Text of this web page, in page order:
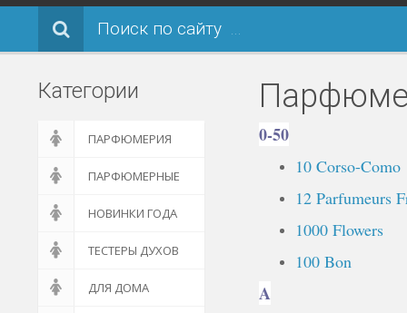
Поиск по сайту
Категории
ПАРФЮМЕРИЯ
ПАРФЮМЕРНЫЕ
НАБОРЫ
НОВИНКИ ГОДА
ТЕСТЕРЫ ДУХОВ
ДЛЯ ДОМА
0-50
10 Corso-Como
12 Parfumeurs
1000 Flowers
100 Bon
A